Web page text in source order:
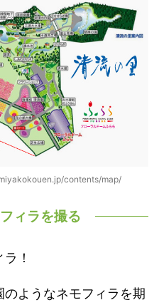
contents/map/
ィラを撮る
！
ようなネモフィラを期